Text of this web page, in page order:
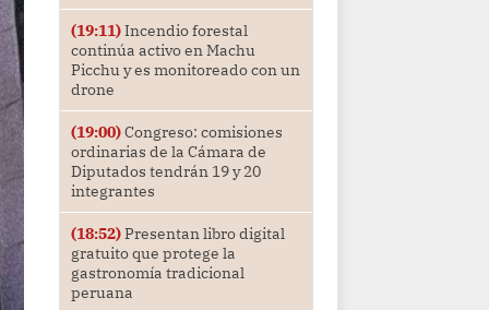
(19:11)Incendio forestal
continúa activo en Machu
Picchu y es monitoreado con un
drone
(19:00)Congreso: comisiones
ordinarias de la Cámara de
Diputados tendrán 19 y 20
integrantes
(18:52)Presentan libro digital
gratuito que protege la
gastronomía tradicional
peruana